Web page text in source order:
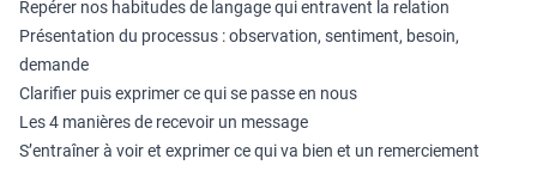
Repérer nos habitudes de langage qui entravent la relation
Présentation du processus : observation, sentiment, besoin,
demande
Clarifier puis exprimer ce qui se passe en nous
Les 4 manières de recevoir un message
S’entraîner à voir et exprimer ce qui va bien et un remerciement